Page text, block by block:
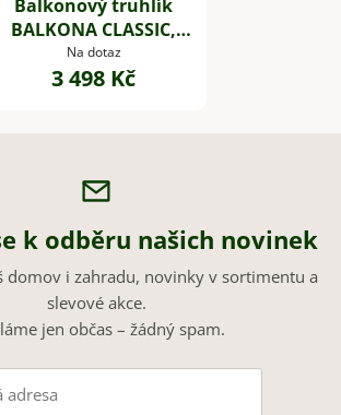
Balkonový truhlík
BALKONA CLASSIC,
sklolaminát, šířka 80
cm, bílý
Na dotaz
3 498 Kč
k odběru našich novinek
domov i zahradu, novinky v sortimentu a
slevové akce.
jen občas – žádný spam.